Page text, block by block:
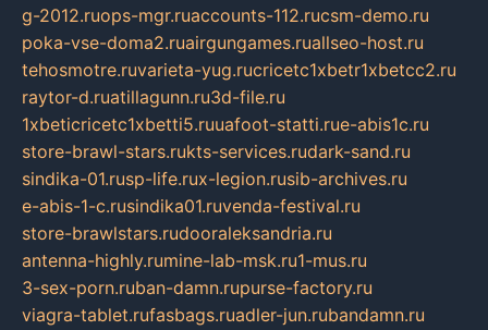
g-2012.ruops-mgr.ruaccounts-112.rucsm-demo.ru
poka-vse-doma2.ruairgungames.ruallseo-host.ru
tehosmotre.ruvarieta-yug.rucricetc1xbetr1xbetcc2.ru
raytor-d.ruatillagunn.ru3d-file.ru
1xbeticricetc1xbetti5.ruuafoot-statti.rue-abis1c.ru
store-brawl-stars.rukts-services.rudark-sand.ru
sindika-01.rusp-life.rux-legion.rusib-archives.ru
e-abis-1-c.rusindika01.ruvenda-festival.ru
store-brawlstars.rudooraleksandria.ru
antenna-highly.rumine-lab-msk.ru1-mus.ru
3-sex-porn.ruban-damn.rupurse-factory.ru
viagra-tablet.rufasbags.ruadler-jun.rubandamn.ru